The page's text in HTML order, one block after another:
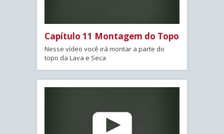
Capítulo 11 Montagem do Topo
Nesse vídeo você irá montar a parte do
topo da Lava e Seca